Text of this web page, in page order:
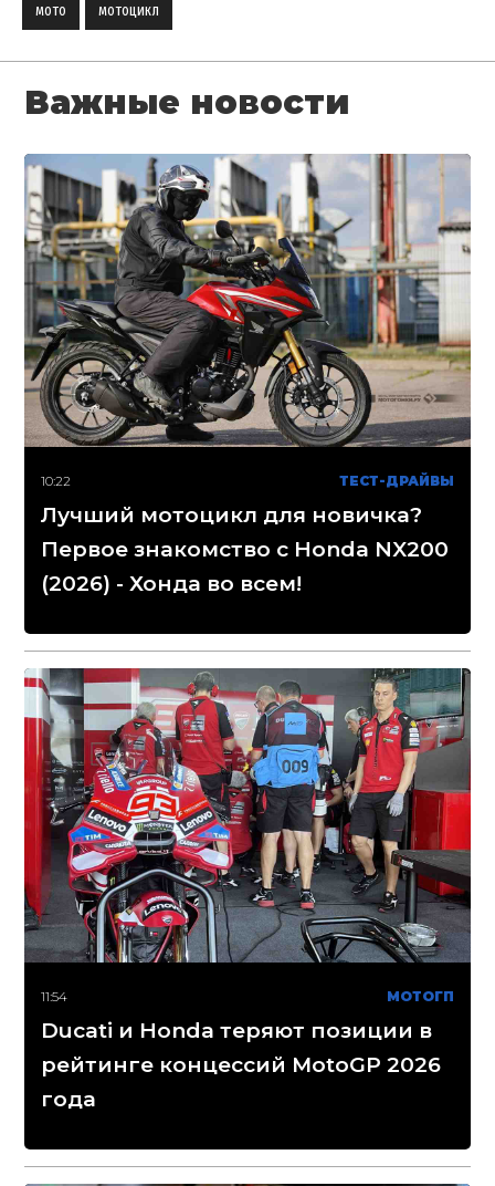
мото мотоцикл
Важные новости
10:22 ТЕСТ-ДРАЙВЫ
Лучший мотоцикл для новичка?
Первое знакомство с Honda NX200
(2026) - Хонда во всем!
11:54 МОТОГП
Ducati и Honda теряют позиции в
рейтинге концессий MotoGP 2026
года